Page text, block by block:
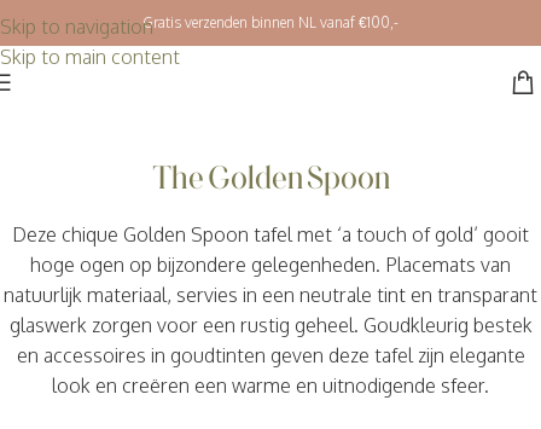
Skip to navigation
Skip to main content
Gratis verzenden binnen NL vanaf €100,-
The Golden Spoon
Deze chique Golden Spoon tafel met ‘a touch of gold’ gooit
hoge ogen op bijzondere gelegenheden. Placemats van
natuurlijk materiaal, servies in een neutrale tint en transparant
glaswerk zorgen voor een rustig geheel. Goudkleurig bestek
en accessoires in goudtinten geven deze tafel zijn elegante
look en creëren een warme en uitnodigende sfeer.